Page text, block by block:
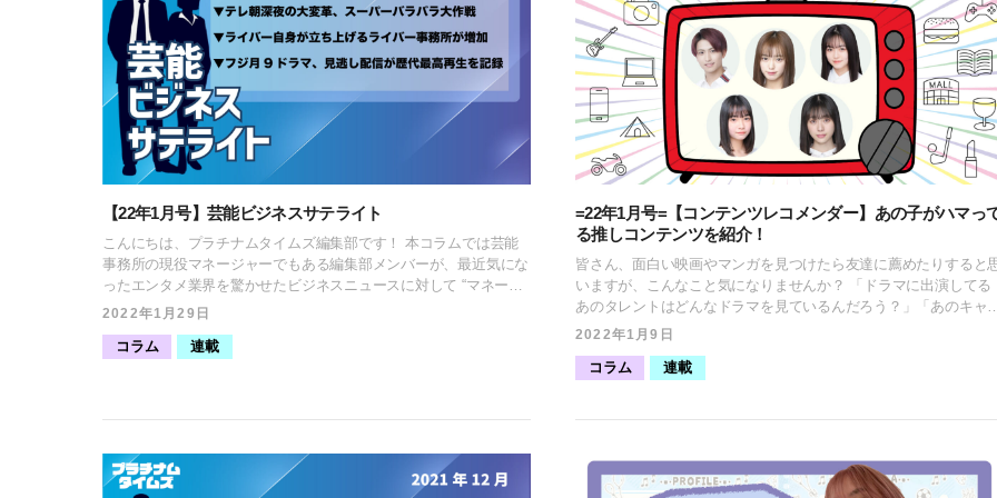
像劇『バレンタインデー』 [ふきだし icon="https://platinum-
times.com/wp-content/uploads/2021/12/図1-e1639761423249.png"
align="left" name="羽鳥早紀" col_border="#b82a14" col="#fff"
type="thinking" border="on" icon_shape="circle"]バレンタインデー
のロサンゼルスを舞台に、色んな愛の形があることを教えてくれる
恋愛群像劇。ゲイリー・マーシャル監督の作品はハッピーになれる
ものが多いですが、この作品も幸せな気持ちにさせてくれます。そ
もそもバレンタインデーは日本だと、女性から男性へチョコレート
を渡すのが普通ですが、欧米だと男性から女性へバラを渡すのが常
ですが、この映画は「バレンタインデーなんて関係ない！」という
人が観てもクスッと笑えて、おまけに誰かの背中を押したくなる気
持ちにさせてくれるから不思議です。正直、日本のバレンタインデ
ーは女性の負担が大きいと思う派なので、最初のシーンで男性に起
きがけにプロポーズされるところは羨ましかったです！(笑)映画
『ラブ・アクチュアリー』のように群像劇で、様々な人物の恋愛事
情が観られるので、恋人同士では勿論、家族や友達、お一人様で観
content/uploads/2021/12/図1-e1639761423249.png" align="left"
name="羽鳥早紀" col_border="#3e79a3" col="#fff" type="thinking"
border="on" icon_shape="circle"]古くからの伝統が根付くフランス
テレビ「超無敵クラス」にレギュラー出演中。また今月2月18日
(金)には、主演映画『真・事故物件/本当に怖い住民たち』が公開
趣味は洋楽・映画鑑賞とショッピング。 【YouTubeチャンネル
「バウンスチャンネル」】 https://www.youtube.com/watch?
v=GCE96q22fec [ふきだし icon="https://platinum-times.com/wp-
content/uploads/2022/02/スクリーンショット-2022-02-05-
2.16.10.jpg" align="left" name="海老野心" col_border="#FD9A8B"
col="#fcdcd7" type="thinking" border="on" icon_shape="circle"]私が
最近ハマっているのは、ピットブルの「バウンスくん」の動画を
メージのある犬ですが、しっかりと飼育されていると優しく穏や
な性格で人に噛み付いたりしないそうです。特にバウンスくんが生
肉を食べたりするASMR動画は、とっても美味しそうにバリバリ
音を立てながら食べている姿が癖になり何度も観てしまいます。見
た目は大きくたくましいバウンスくんですが、とても優しい顔をし
ていて観ていると癒されます。ぜひ皆さんも観てみて下さい！[/ふ
きだし] “羽﨑ほの レコメンド”「一気見間違いなしのラブストーリ
ー」 羽崎 ほの（はざき ほの）
【22年1月号】芸能ビジネスサテライト
こんにちは、プラチナムタイムズ編集部です！ 本コラムでは芸能
事務所の現役マネージャーでもある編集部メンバーが、最近気にな
ったエンタメ業界を驚かせたビジネスニュースに対して “マネージ
ャー視点” で取り上げる対談企画です。2022年はどんな驚くニュー
を見ていきましょう。 古川 大貴（ふるかわ だいき）オウンドメデ
オウンドメディア「プラチナムタイムズ」編集部。若年層向けPR
会社を経て、プラチナムプロダクションへ入社。現在マネージャー
2022年1月29日
コラム 連載
=22年1月号=【コンテンツレコメンダー】あの子がハマっ
る推しコンテンツを紹介！
皆さん、面白い映画やマンガを見つけたら友達に薦めたりすると
いますが、こんなこと気になりませんか？ 「ドラマに出演してる
あのタレントはどんなドラマを見ているんだろう？」「あのキャラ
クターを演じている声優は普段どんなマンガを読んでいるんだろ
んな声にお応えし『コンテンツレコメンダー』と題して、所属のタ
でも癖になる面白さ！」 天野 きき（あまの きき） 2005年1月11日
2022年1月9日
コラム 連載